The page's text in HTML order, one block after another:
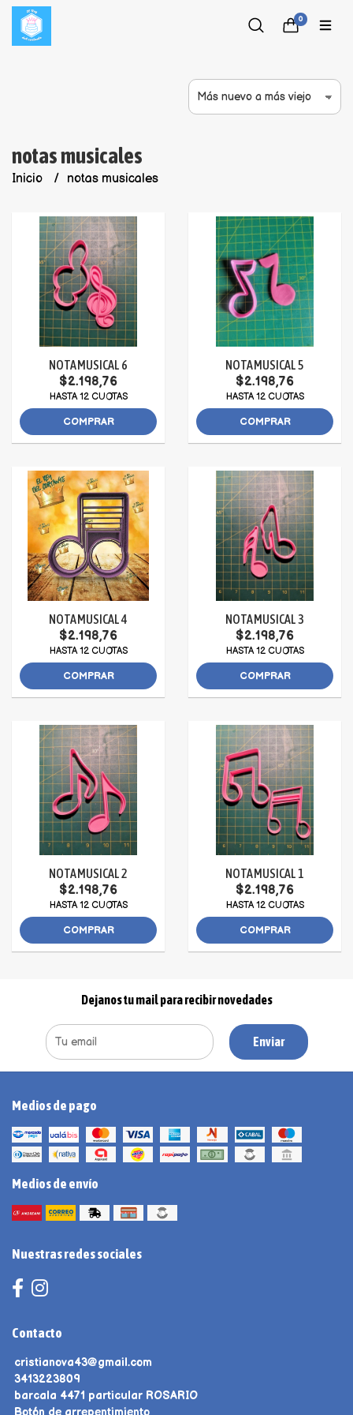
0
notas musicales
Inicio notas musicales
NOTA MUSICAL 6
$2.198,76
HASTA 12 CUOTAS
COMPRAR
NOTA MUSICAL 5
$2.198,76
HASTA 12 CUOTAS
COMPRAR
NOTA MUSICAL 4
$2.198,76
HASTA 12 CUOTAS
COMPRAR
NOTA MUSICAL 3
$2.198,76
HASTA 12 CUOTAS
COMPRAR
NOTA MUSICAL 2
$2.198,76
HASTA 12 CUOTAS
COMPRAR
NOTA MUSICAL 1
$2.198,76
HASTA 12 CUOTAS
COMPRAR
Dejanos tu mail para recibir novedades
Enviar
Medios de pago
Medios de envío
Nuestras redes sociales
Contacto
cristianova43@gmail.com
3413223809
barcala 4471 particular ROSARIO
Botón de arrepentimiento